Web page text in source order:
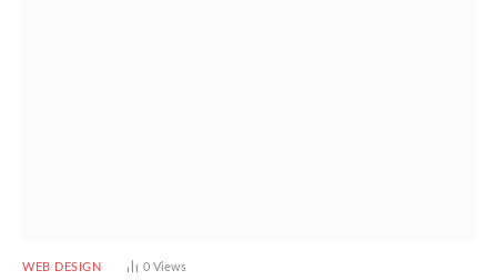
WEB DESIGN 0 Views